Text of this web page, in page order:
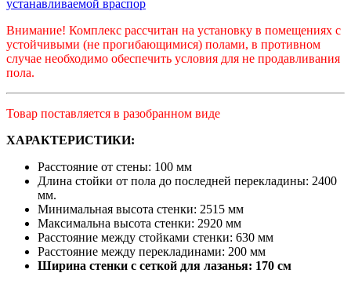
устанавливаемой враспор
Внимание! Комплекс рассчитан на установку в помещениях с
устойчивыми (не прогибающимися) полами, в противном
случае необходимо обеспечить условия для не продавливания
пола.
Товар поставляется в разобранном виде
ХАРАКТЕРИСТИКИ:
Расстояние от стены: 100 мм
Длина стойки от пола до последней перекладины: 2400
мм.
Минимальная высота стенки: 2515 мм
Максимальна высота стенки: 2920 мм
Расстояние между стойками стенки: 630 мм
Расстояние между перекладинами: 200 мм
Ширина стенки с сеткой для лазанья: 170 см